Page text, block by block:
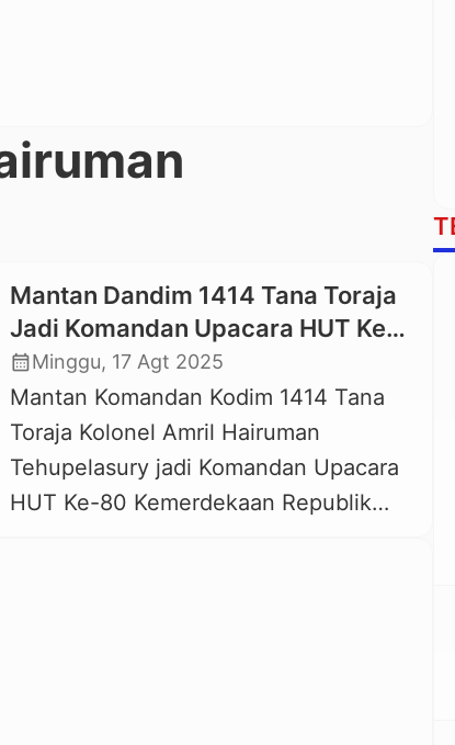
Mantan Dandim 1414 Tana Toraja
Jadi Komandan Upacara HUT Ke-
80 RI di Istana Merdeka
calendar_monthMinggu, 17 Agt 2025
Mantan Komandan Kodim 1414 Tana
Toraja Kolonel Amril Hairuman
Tehupelasury jadi Komandan Upacara
HUT Ke-80 Kemerdekaan Republik